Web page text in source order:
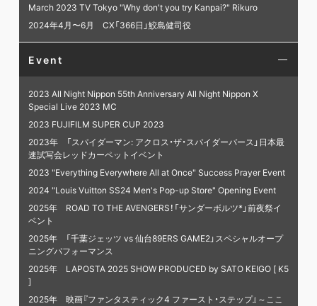
March 2023 TV Tokyo "Why don't you try Kanpai?" Rikuro
2024年4月〜6月 CX「366日」鮫島健司役
Event
2023 All Night Nippon 55th Anniversary All Night Nippon X
Special Live 2023 MC
2023 FUJIFILM SUPER CUP 2023
2023年 「スパイダーマン: アクロス・ザ・スパイダーバース」日本最
速試写会レッドカーペットイベント
2023 "Everything Everywhere All at Once" Success Prayer Event
2024 "Louis Vuitton SS24 Men's Pop-up Store" Opening Event
2025年 ROAD TO THE AVENGERS！「サンダーボルツ*」前夜祭イ
ベント
2025年 「千葉ジェッツ vs 仙台89ERS GAME2」スペシャルオープ
ニングパフォーマンス
2025年 LAPOSTA 2025 SHOW PRODUCED by SATO KEIGO [ K5
]
2025年 映画『ファンタスティック4 ファースト・ステップ』～ここ